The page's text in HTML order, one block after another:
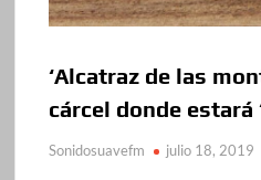
‘Alcatraz de las
cárcel donde estará
Sonidosuavefm julio 18, 2019